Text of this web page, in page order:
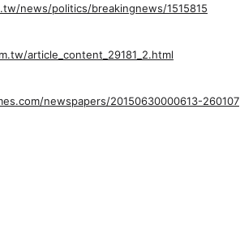
news/politics/breakingnews/1515815
article_content_29181_2.html
newspapers/20150630000613-260107